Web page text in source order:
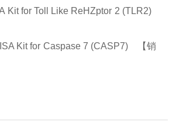
for Toll Like ReHZptor 2 (TLR2)
Kit for Caspase 7 (CASP7) 【销